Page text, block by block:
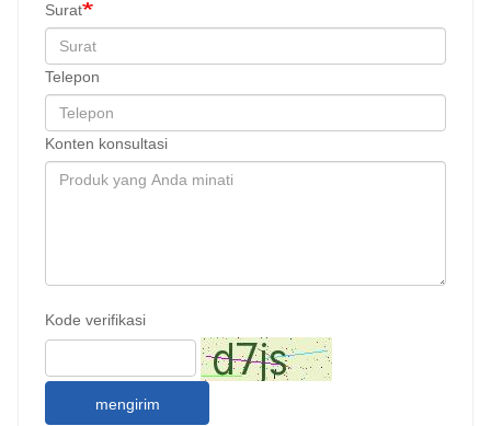
Surat
Telepon
Konten konsultasi
Kode verifikasi
mengirim